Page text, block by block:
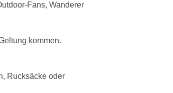
Fans, Wanderer
kommen.
Rucksäcke oder